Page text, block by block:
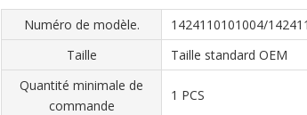
Numéro de modèle. 1424110101004/
Taille
Taille standard OEM
Quantité minimale de
commande
1 PCS